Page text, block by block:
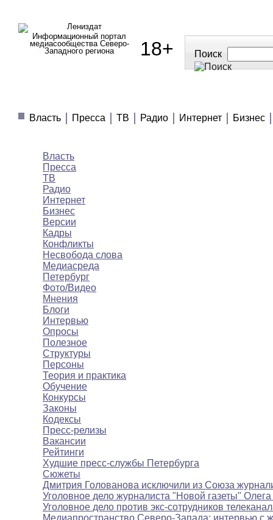
Информационный портал
медиасообщества Северо-
Западного региона
18+ Поиск
Власть
Пресса ТВ Радио Интернет Бизнес
Власть
Пресса
ТВ
Радио
Интернет
Бизнес
Версии
Кадры
Конфликты
Несвобода слова
Медиасреда
Петербург
Фото/Видео
Мнения
Блоги
Интервью
Опросы
Полезное
Структуры
Персоны
Теория и практика
Обучение
Конкурсы
Законы
Кодексы
Пресс-релизы
Вакансии
Рейтинги
Худшие пресс-службы Петербурга
Сюжеты
Дмитрия Голованова исключили из Союза
Уголовное дело журналиста "Новой газеты"
Уголовное дело против экс-сотрудников